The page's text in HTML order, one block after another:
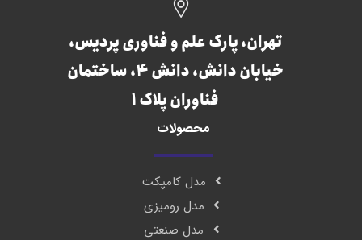
تهران، پارک علم و فناوری پردیس،
خیابان دانش، دانش 4، ساختمان
فناوران پلاک 1
محصولات
مدل کامپکت
مدل رومیزی
مدل صنعتی